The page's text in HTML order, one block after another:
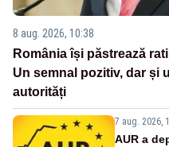
8 aug. 2026, 10:38
România își păstrează
Un semnal pozitiv, dar și
autorități
7 aug. 2026,
AUR a